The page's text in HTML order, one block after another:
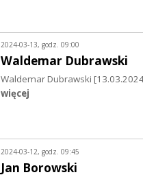
2024-03-13, godz. 09:00
Waldemar Dubrawski
Waldemar Dubrawski
więcej
2024-03-12, godz. 09:45
Jan Borowski